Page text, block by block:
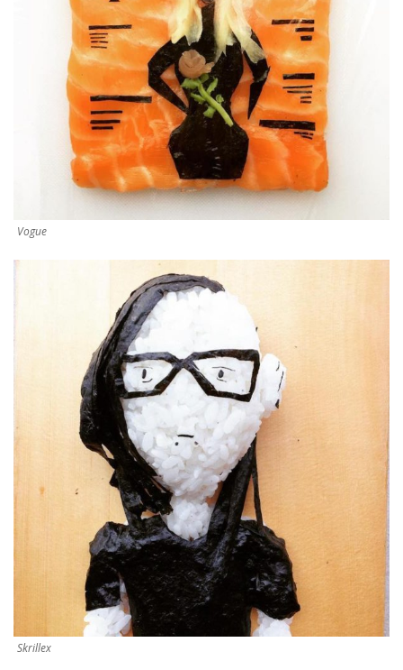
Vogue
Skrillex